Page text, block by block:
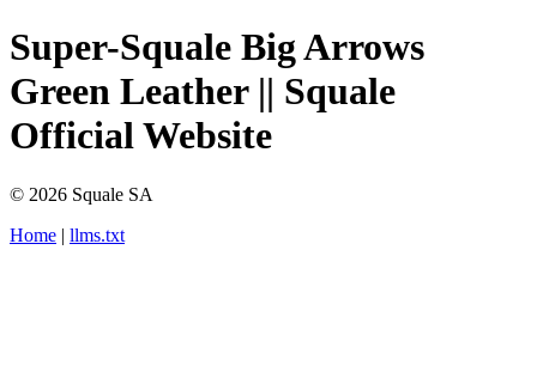
Super-Squale Big Arrows
Green Leather || Squale
Official Website
© 2026 Squale SA
Home | llms.txt